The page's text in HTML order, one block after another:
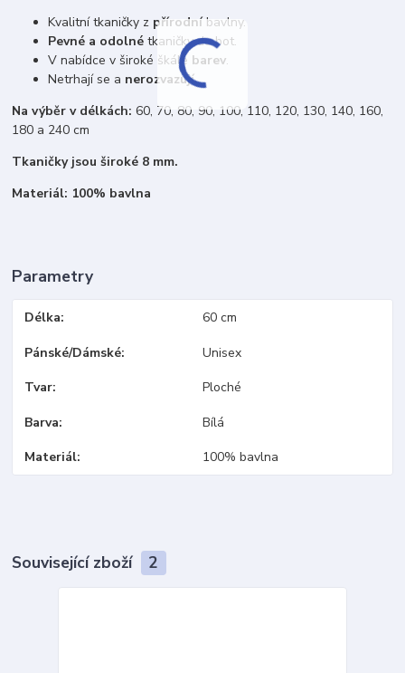
Kvalitní tkaničky z přírodníbavlny.
Pevné a odolnétkaničky do bot.
V nabídce v široké škále barev.
Netrhají se a nerozvazují.
Na výběr v délkách: 60, 70, 80, 90, 100, 110, 120, 130, 140, 160,
180 a 240 cm
Tkaničky jsou široké 8 mm.
Materiál: 100% bavlna
Parametry
Délka 60 cm
Pánské/Dámské Unisex
Tvar Ploché
Barva Bílá
Materiál 100% bavlna
Související zboží 2